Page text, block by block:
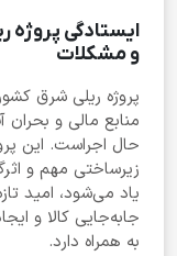
ایستادگی پروژه
و مشکلات
پروژه ریلی شرق
منابع مالی و
حال اجراست. این
زیرساختی مهم و
یاد می‌شود، امید
جابه‌جایی کالا و
به همراه دارد.